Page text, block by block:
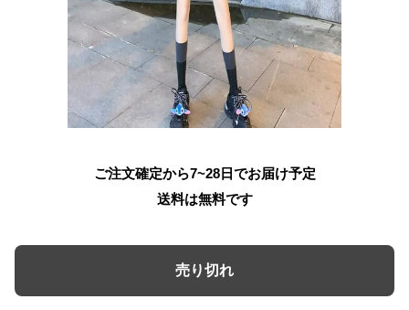
ご注文確定から7~28日でお届け予定
送料は無料です
売り切れ